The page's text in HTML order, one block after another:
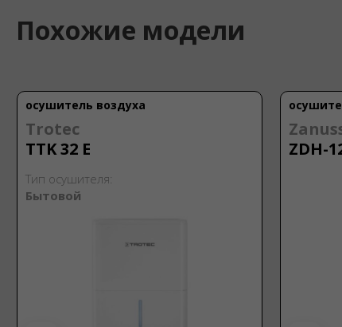
Похожие модели
осушитель воздуха
Trotec
TTK 32 E
Тип осушителя:
Бытовой
ZDH-